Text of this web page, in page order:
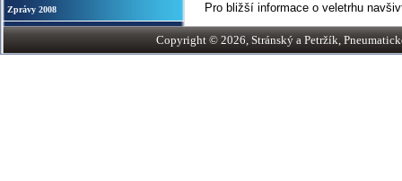
Zprávy 2008 Pro bližší informace o veletrhu
Copyright © 2026, Stránský a Petržík,